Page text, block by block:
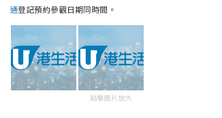
通登記預約參觀日期同時間。
點擊圖片放大